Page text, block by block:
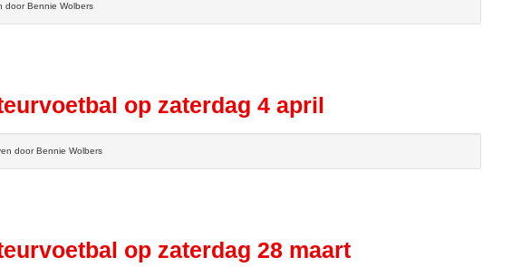
door Bennie Wolbers
op zaterdag 4 april
door Bennie Wolbers
op zaterdag 28 maart